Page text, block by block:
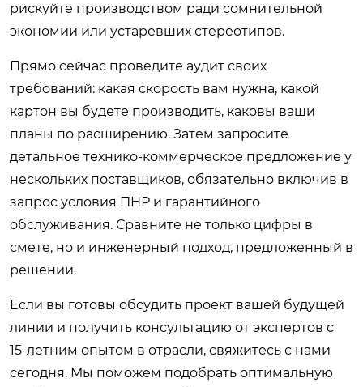
рискуйте производством ради сомнительной
экономии или устаревших стереотипов.
Прямо сейчас проведите аудит своих
требований: какая скорость вам нужна, какой
картон вы будете производить, каковы ваши
планы по расширению. Затем запросите
детальное технико-коммерческое предложение у
нескольких поставщиков, обязательно включив в
запрос условия ПНР и гарантийного
обслуживания. Сравните не только цифры в
смете, но и инженерный подход, предложенный в
решении.
Если вы готовы обсудить проект вашей будущей
линии и получить консультацию от экспертов с
15-летним опытом в отрасли, свяжитесь с нами
сегодня. Мы поможем подобрать оптимальную